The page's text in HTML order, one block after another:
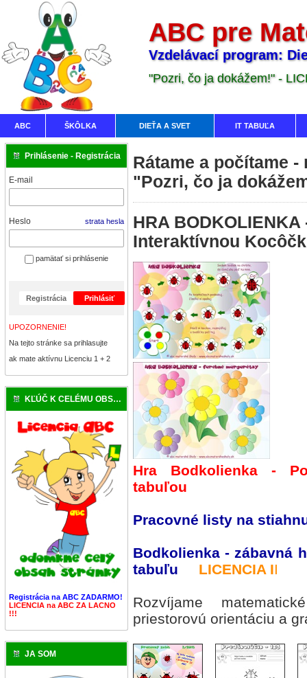
ABC pre
Vzdelávací program:
"Pozri, čo ja dokážem!" -
ABC ŠKÔLKA DIEŤA A SVET IT TABUĽA
Prihlásenie - Registrácia
E-mail
Heslo strata hesla
pamätať si prihlásenie
Registrácia Prihlásiť
UPOZORNENIE!
Na tejto stránke sa prihlasujte
ak mate aktívnu Licenciu 1 + 2
KĽÚČ K CELÉMU OBSAHU
Registrácia na ABC ZADARMO!
LICENCIA na ABC ZA LACNO
!!!
JA SOM
Rátame a počítame
"Pozri, čo ja
HRA
Interaktívnou
Hra Bodkolienka
-
tabuľou
Pracovné listy na
Bodkolienka - zábavná
tabuľu
LICENCIA II
Rozvíjame
priestorovú orientáciu a